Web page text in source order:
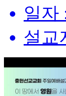
일자
설교